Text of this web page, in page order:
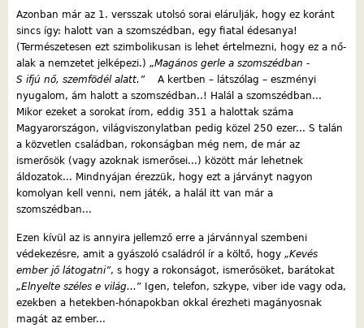
Azonban már az 1. versszak utolsó sorai elárulják, hogy ez koránt
sincs így: halott van a szomszédban, egy fiatal édesanya!
(Természetesen ezt szimbolikusan is lehet értelmezni, hogy ez a nő-
alak a nemzetet jelképezi.) „Magános gerle a szomszédban -
S ifjú nő, szemfödél alatt.”A kertben – látszólag – eszményi
nyugalom, ám halott a szomszédban..! Halál a szomszédban...
Mikor ezeket a sorokat írom, eddig 351 a halottak száma
Magyarországon, világviszonylatban pedig közel 250 ezer... S talán
a közvetlen családban, rokonságban még nem, de már az
ismerősök (vagy azoknak ismerősei...) között már lehetnek
áldozatok... Mindnyájan érezzük, hogy ezt a járványt nagyon
komolyan kell venni, nem játék, a halál itt van már a
szomszédban...
Ezen kívül az is annyira jellemző erre a járvánnyal szembeni
védekezésre, amit a gyászoló családról ír a költő, hogy „Kevés
ember jő látogatni”, s hogy a rokonságot, ismerősöket, barátokat
„Elnyelte széles e világ...” Igen, telefon, szkype, viber ide vagy oda,
ezekben a hetekben-hónapokban okkal érezheti magányosnak
magát az ember...